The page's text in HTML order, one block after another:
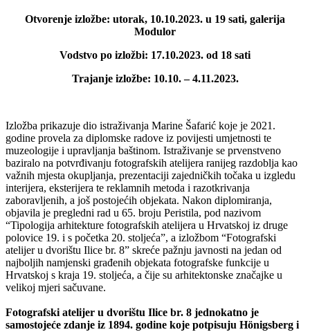
Otvorenje izložbe: utorak, 10.10.2023. u 19 sati, galerija
Modulor
Vodstvo po izložbi: 17.10.2023. od 18 sati
Trajanje izložbe: 10.10. – 4.11.2023.
Izložba prikazuje dio istraživanja Marine Šafarić koje je 2021.
godine provela za diplomske radove iz povijesti umjetnosti te
muzeologije i upravljanja baštinom. Istraživanje se prvenstveno
baziralo na potvrđivanju fotografskih atelijera ranijeg razdoblja kao
važnih mjesta okupljanja, prezentaciji zajedničkih točaka u izgledu
interijera, eksterijera te reklamnih metoda i razotkrivanja
zaboravljenih, a još postojećih objekata. Nakon diplomiranja,
objavila je pregledni rad u 65. broju Peristila, pod nazivom
“Tipologija arhitekture fotografskih atelijera u Hrvatskoj iz druge
polovice 19. i s početka 20. stoljeća”, a izložbom “Fotografski
atelijer u dvorištu Ilice br. 8” skreće pažnju javnosti na jedan od
najboljih namjenski građenih objekata fotografske funkcije u
Hrvatskoj s kraja 19. stoljeća, a čije su arhitektonske značajke u
velikoj mjeri sačuvane.
Fotografski atelijer u dvorištu Ilice br. 8 jednokatno je
samostojeće zdanje iz 1894. godine koje potpisuju Hönigsberg i